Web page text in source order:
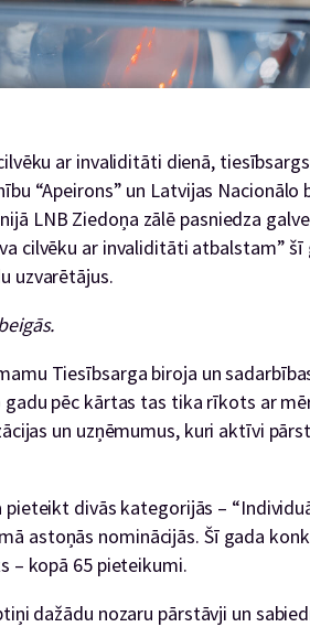
ar invaliditāti dienā,
“Apeirons” un Latvijas Nacionālo
LNB Ziedoņa zālē pasniedza
cilvēku ar invaliditāti atbalstam”
uzvarētājus.
Tiesībsarga biroja un
pēc kārtas tas tika rīkots ar
un uzņēmumus, kuri aktīvi
divās kategorijās –
astoņās nominācijās. Šī gada
– kopā 65 pieteikumi.
dažādu nozaru pārstāvji un